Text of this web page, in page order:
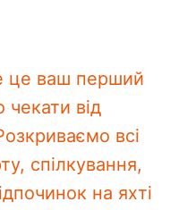
це ваш перший
чекати від
всі
спілкування,
на яхті